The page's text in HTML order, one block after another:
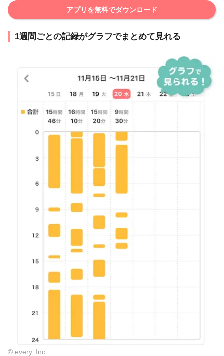
アプリを無料でダウンロード
1週間ごとの記録がグラフでまとめて見れる
© every, Inc.